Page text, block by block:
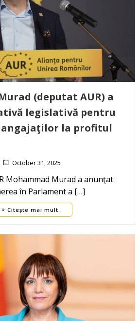
(deputat AUR) a
legislativă pentru
la profitul
October 31, 2025
Mohammad Murad a anunţat
în Parlament a […]
Citește mai mult..